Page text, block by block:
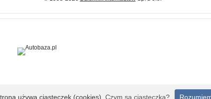
używa ciasteczek (cookies). Czym są ciasteczka?